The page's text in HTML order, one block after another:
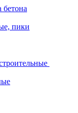
бетона
пики